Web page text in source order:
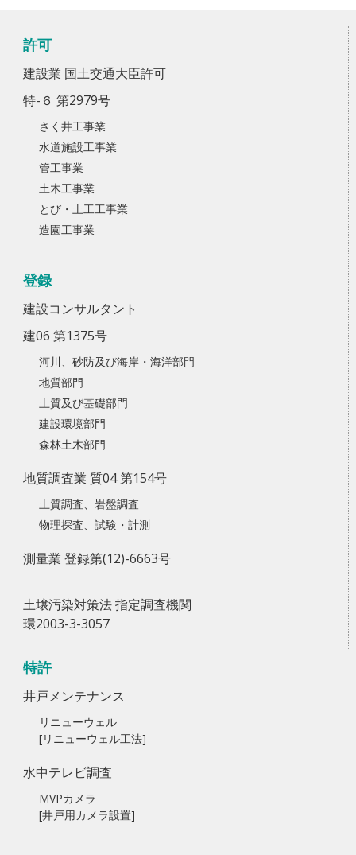
許可
建設業 国土交通大臣許可
特-６ 第2979号
さく井工事業
水道施設工事業
管工事業
土木工事業
とび・土工工事業
造園工事業
登録
建設コンサルタント
建06 第1375号
河川、砂防及び海岸・海洋部門
地質部門
土質及び基礎部門
建設環境部門
森林土木部門
地質調査業 質04 第154号
土質調査、岩盤調査
物理探査、試験・計測
測量業 登録第(12)-6663号
土壌汚染対策法 指定調査機関
環2003-3-3057
特許
井戸メンテナンス
リニューウェル
[リニューウェル工法]
水中テレビ調査
MVPカメラ
[井戸用カメラ設置]